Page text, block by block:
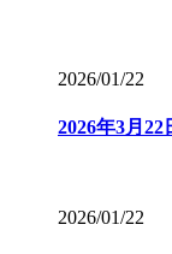
2026/01/22
2026年3月
2026/01/22